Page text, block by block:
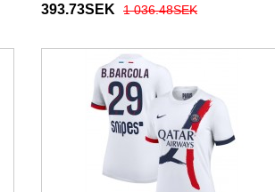
Dam 2025-26 Kortärmad
393.73SEK 1 036.48SEK